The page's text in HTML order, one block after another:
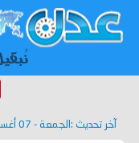
آخر تحديث : الجمعة - 07 أغسطس 2026 - 02:43 ص